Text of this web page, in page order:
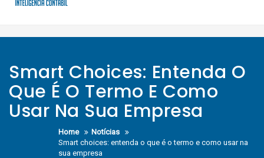
Smart Choices: Entenda O
Que É O Termo E Como
Usar Na Sua Empresa
Home
Notícias
Smart choices: entenda o que é o termo e como usar na
sua empresa